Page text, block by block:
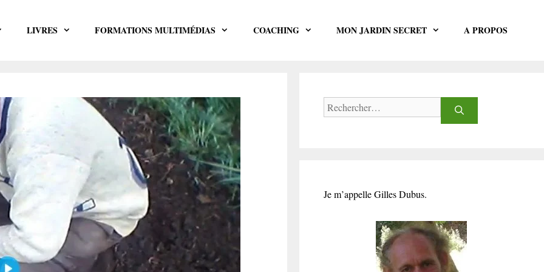
LIVRES FORMATIONS MULTIMÉDIAS COACHING MON JARDIN SECRET A PROPOS
Rechercher :
Je m’appelle Gilles Dubus.